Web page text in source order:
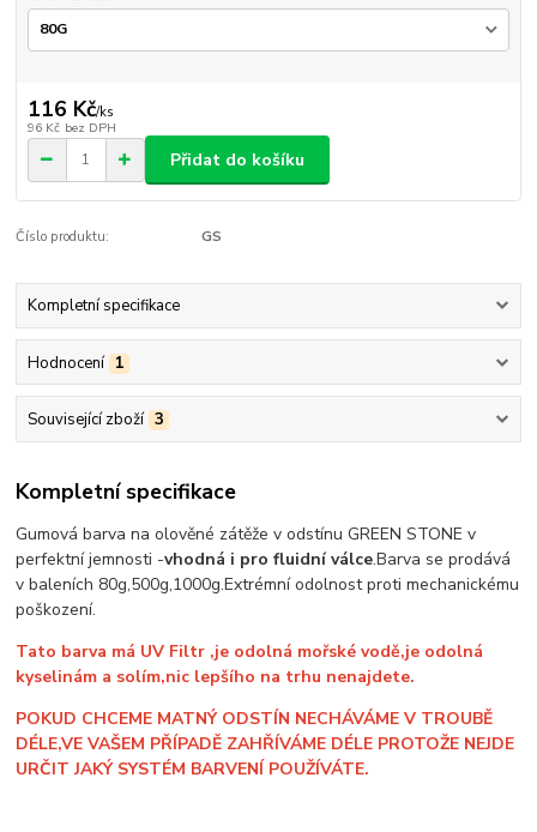
116 Kč/ks
96 Kč bez DPH
Přidat do košíku
Číslo produktu: GS
Kompletní specifikace
Hodnocení 1
Související zboží 3
Kompletní specifikace
Gumová barva na olověné zátěže v odstínu GREEN STONE v
perfektní jemnosti -vhodná i pro fluidní válce.Barva se prodává
v baleních 80g,500g,1000g.Extrémní odolnost proti mechanickému
poškození.
Tato barva má UV Filtr ,je odolná mořské vodě,je odolná
kyselinám a solím,nic lepšího na trhu nenajdete.
POKUD CHCEME MATNÝ ODSTÍN NECHÁVÁME V TROUBĚ
DÉLE,VE VAŠEM PŘÍPADĚ ZAHŘÍVÁME DÉLE PROTOŽE NEJDE
URČIT JAKÝ SYSTÉM BARVENÍ POUŽÍVÁTE.